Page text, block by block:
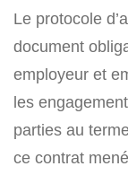
Le protocole
document
employeur et
les
parties au
ce contrat